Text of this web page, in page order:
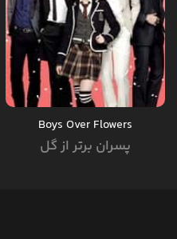
Boys Over Flowers
پسران برتر از گل